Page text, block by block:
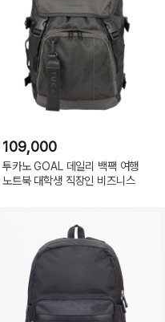
109,000
투카노 GOAL 데일리 백팩 여행
노트북 대학생 직장인 비즈니스